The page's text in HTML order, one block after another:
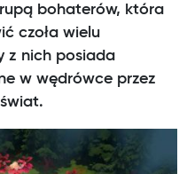
bohaterów, która
czoła wielu
z nich posiada
w wędrówce przez